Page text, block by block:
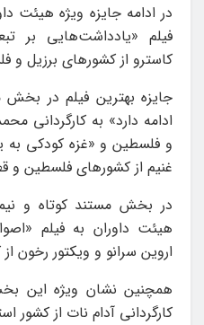
در ادامه جایزه ویژه هیئت
فیلم «یادداشت‌هایی بر
کاسترو از کشورهای برزیل و
جایزه بهترین فیلم در بخش
ادامه دارد» به کارگردانی
و فلسطین و «غزه کودکی به
غنیم از کشورهای فلسطین و
در بخش مستند کوتاه و
هیئت داوران به فیلم
اروین سرانو و ویکتور رخون
همچنین نشان ویژه این
کارگردانی آدام نات از کشور